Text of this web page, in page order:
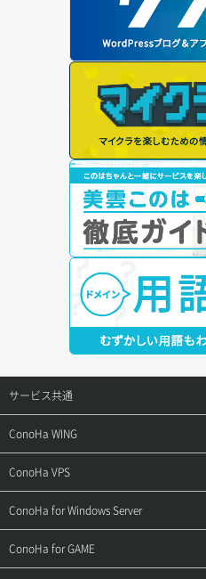
サービス共通
サポートトップ
ご契約・お支払い
お問い合わせ
ConoHa WING
サポートトップ
ご利用ガイド
ConoHa VPS
サポートトップ
ご利用ガイド
ConoHa for Windows Server
サポートトップ
ConoHa for GAME